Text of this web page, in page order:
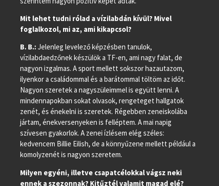
Mit lehet tudni rólad a vízilabdán kívül? Mivel
foglalkozol, mi az, ami kikapcsol?
B. B.:Jelenleg levelező képzésben tanulok,
vízilabdaedzőnek készülök a TF-en, ami nagy falat, de
nagyon izgalmas. A sport mellett sokszor hazautazom,
ilyenkor a családommal és a barátommal töltöm az időt.
Nagyon szeretek a nagyszüleimmel is együtt lenni. A
mindennapokban sokat olvasok, rengeteget hallgatok
zenét, és énekelni is szeretek. Régebben zeneiskolába
jártam, énekversenyeken is felléptem. A mai napig
szívesen gyakorlok. A zenei ízlésem elég széles:
kedvencem Billie Eilish, de a könnyűzene mellett például a
komolyzenét is nagyon szeretem.
Milyen egyéni, illetve csapatcélokkal vágsz neki
ennek a szezonnak? Kitűztél valamit magad elé?